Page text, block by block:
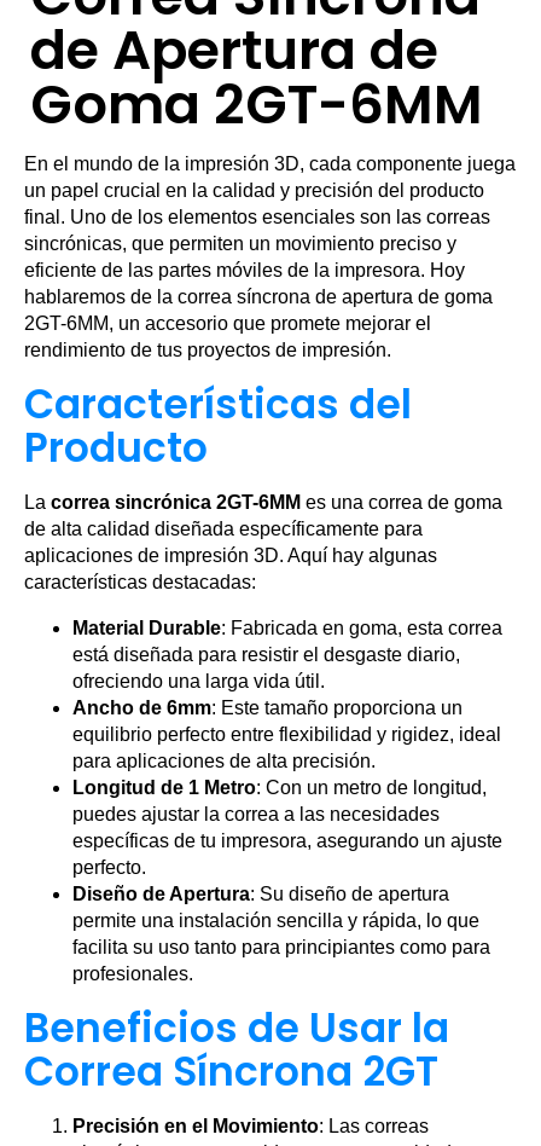
de Apertura de
Goma 2GT-6MM
En el mundo de la impresión 3D, cada componente juega
un papel crucial en la calidad y precisión del producto
final. Uno de los elementos esenciales son las correas
sincrónicas, que permiten un movimiento preciso y
eficiente de las partes móviles de la impresora. Hoy
hablaremos de la correa síncrona de apertura de goma
2GT-6MM, un accesorio que promete mejorar el
rendimiento de tus proyectos de impresión.
Características del
Producto
La correa sincrónica 2GT-6MM es una correa de goma
de alta calidad diseñada específicamente para
aplicaciones de impresión 3D. Aquí hay algunas
características destacadas:
Material Durable: Fabricada en goma, esta correa
está diseñada para resistir el desgaste diario,
ofreciendo una larga vida útil.
Ancho de 6mm: Este tamaño proporciona un
equilibrio perfecto entre flexibilidad y rigidez, ideal
para aplicaciones de alta precisión.
Longitud de 1 Metro: Con un metro de longitud,
puedes ajustar la correa a las necesidades
específicas de tu impresora, asegurando un ajuste
perfecto.
Diseño de Apertura: Su diseño de apertura
permite una instalación sencilla y rápida, lo que
facilita su uso tanto para principiantes como para
profesionales.
Beneficios de Usar la
Correa Síncrona 2GT
Precisión en el Movimiento: Las correas